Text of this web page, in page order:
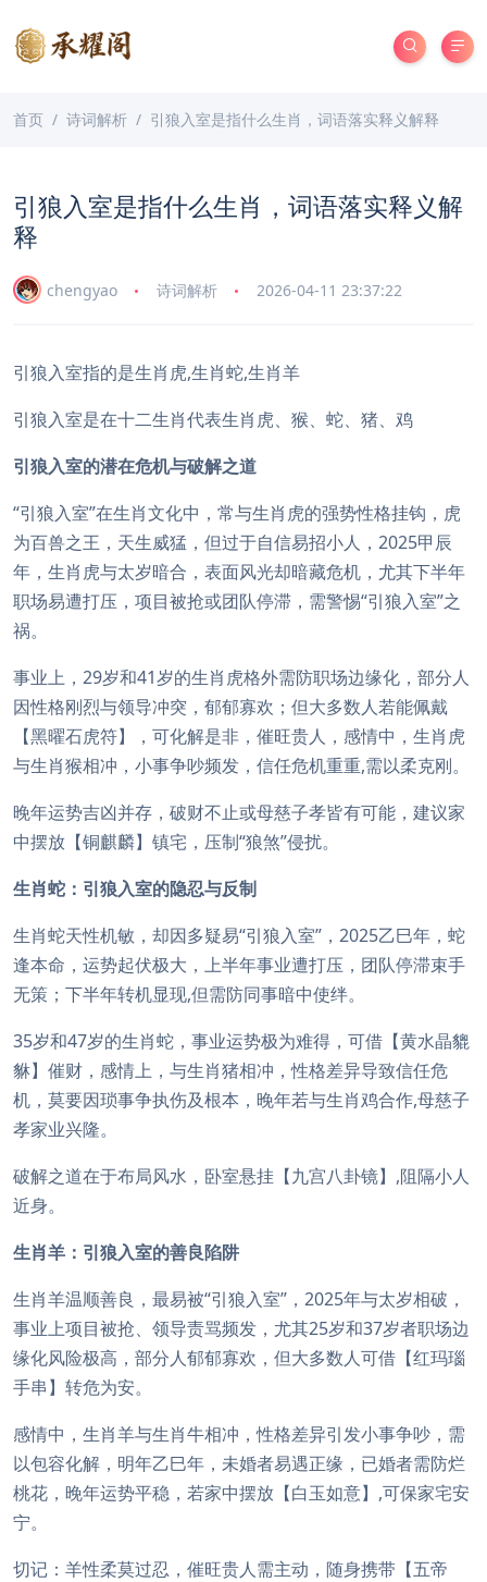
首页 诗词解析 引狼入室是指什么生肖，词语落实释义解释
引狼入室是指什么生肖，词语落实释义解
释
chengyao 诗词解析 2026-04-11 23:37:22
引狼入室指的是生肖虎,生肖蛇,生肖羊
引狼入室是在十二生肖代表生肖虎、猴、蛇、猪、鸡
引狼入室的潜在危机与破解之道
“引狼入室”在生肖文化中，常与生肖虎的强势性格挂钩，虎
为百兽之王，天生威猛，但过于自信易招小人，2025甲辰
年，生肖虎与太岁暗合，表面风光却暗藏危机，尤其下半年
职场易遭打压，项目被抢或团队停滞，需警惕“引狼入室”之
祸。
事业上，29岁和41岁的生肖虎格外需防职场边缘化，部分人
因性格刚烈与领导冲突，郁郁寡欢；但大多数人若能佩戴
【黑曜石虎符】，可化解是非，催旺贵人，感情中，生肖虎
与生肖猴相冲，小事争吵频发，信任危机重重,需以柔克刚。
晚年运势吉凶并存，破财不止或母慈子孝皆有可能，建议家
中摆放【铜麒麟】镇宅，压制“狼煞”侵扰。
生肖蛇：引狼入室的隐忍与反制
生肖蛇天性机敏，却因多疑易“引狼入室”，2025乙巳年，蛇
逢本命，运势起伏极大，上半年事业遭打压，团队停滞束手
无策；下半年转机显现,但需防同事暗中使绊。
35岁和47岁的生肖蛇，事业运势极为难得，可借【黄水晶貔
貅】催财，感情上，与生肖猪相冲，性格差异导致信任危
机，莫要因琐事争执伤及根本，晚年若与生肖鸡合作,母慈子
孝家业兴隆。
破解之道在于布局风水，卧室悬挂【九宫八卦镜】,阻隔小人
近身。
生肖羊：引狼入室的善良陷阱
生肖羊温顺善良，最易被“引狼入室”，2025年与太岁相破，
事业上项目被抢、领导责骂频发，尤其25岁和37岁者职场边
缘化风险极高，部分人郁郁寡欢，但大多数人可借【红玛瑙
手串】转危为安。
感情中，生肖羊与生肖牛相冲，性格差异引发小事争吵，需
以包容化解，明年乙巳年，未婚者易遇正缘，已婚者需防烂
桃花，晚年运势平稳，若家中摆放【白玉如意】,可保家宅安
宁。
切记：羊性柔莫过忍，催旺贵人需主动，随身携带【五帝